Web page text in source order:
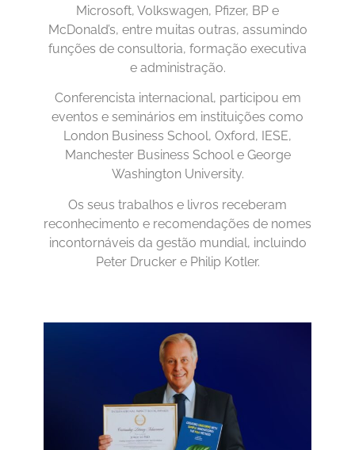
Microsoft, Volkswagen, Pfizer, BP e
McDonald’s, entre muitas outras, assumindo
funções de consultoria, formação executiva
e administração.
Conferencista internacional, participou em
eventos e seminários em instituições como
London Business School, Oxford, IESE,
Manchester Business School e George
Washington University.
Os seus trabalhos e livros receberam
reconhecimento e recomendações de nomes
incontornáveis da gestão mundial, incluindo
Peter Drucker e Philip Kotler.